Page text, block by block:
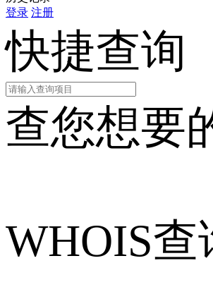
登录 注册
快捷查询
查您想要
WHOIS查